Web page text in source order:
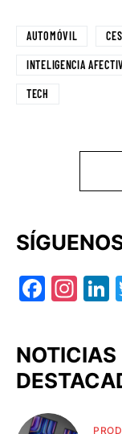
AUTOMÓVIL
INTELIGENCIA
TECH
NOTICIAS